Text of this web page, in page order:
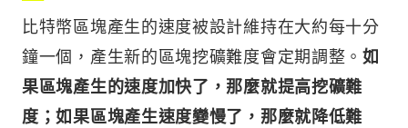
比特幣區塊產生的速度被設計維持在大約每十分
鐘一個，產生新的區塊挖礦難度會定期調整。如
果區塊產生的速度加快了，那麼就提高挖礦難
度；如果區塊產生速度變慢了，那麼就降低難